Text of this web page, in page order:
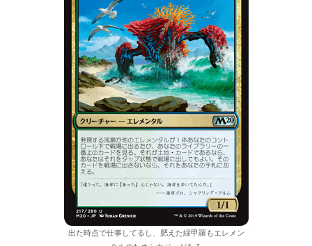
出た時点で仕事してるし、肥えた緑甲羅もエレメン